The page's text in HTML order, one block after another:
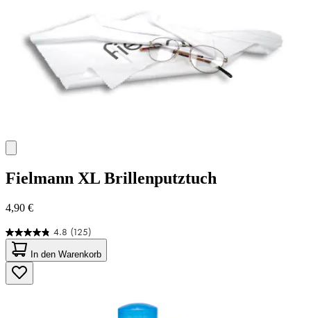
Fielmann XL Brillenputztuch
4,90 €
4.8 (125)
4.8
von
5
Sternen.
125
In den Warenkorb